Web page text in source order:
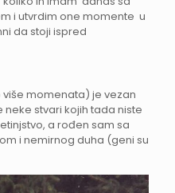
i utvrdim one momente u
da stoji ispred
momenata) je vezan
neke stvari kojih tada niste
a rođen sam sa
i nemirnog duha (geni su